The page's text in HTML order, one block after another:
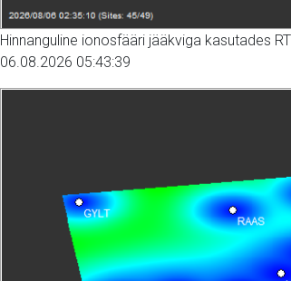
Hinnanguline ionosfääri jääkviga kasutades
06.08.2026 05:43:39